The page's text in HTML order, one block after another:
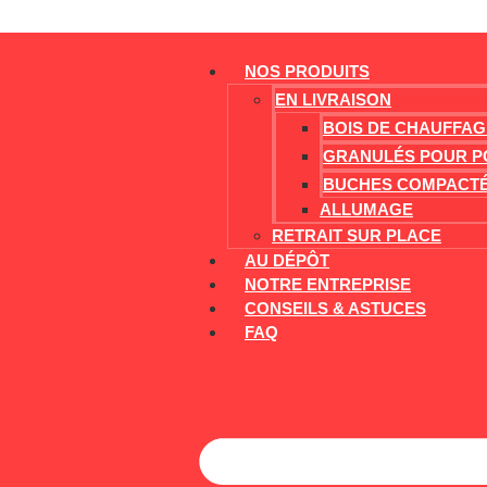
NOS PRODUITS
EN LIVRAISON
BOIS DE
GRANULÉS POUR
BUCHES
ALLUMAGE
RETRAIT SUR PLACE
AU DÉPÔT
NOTRE ENTREPRISE
CONSEILS & ASTUCES
FAQ